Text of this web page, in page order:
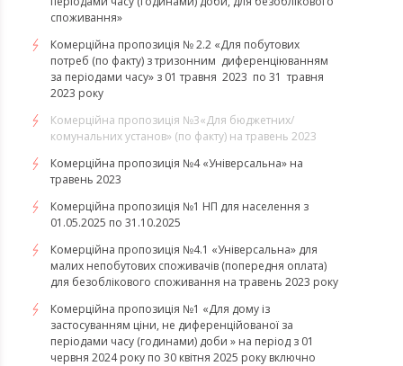
споживання»
Комерційна пропозиція № 2.2 «Для побутових
потреб (по факту) з тризонним диференціюванням
за періодами часу» з 01 травня 2023 по 31 травня
2023 року
​​​​​​​Комерційна пропозиція №3«Для бюджетних/
комунальних установ» (по факту) на травень 2023
Комерційна пропозиція №4 «Універсальна» на
травень 2023
Комерційна пропозиція №1 НП для населення з
01.05.2025 по 31.10.2025
Комерційна пропозиція №4.1 «Універсальна» для
малих непобутових споживачів (попередня оплата)
для безоблікового споживання на травень 2023 року
Комерційна пропозиція №1 «Для дому із
застосуванням ціни, не диференційованої за
періодами часу (годинами) доби » на період з 01
червня 2024 року по 30 квітня 2025 року включно